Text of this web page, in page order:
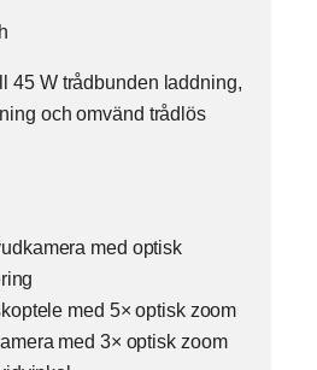
45 W trådbunden laddning,
och omvänd trådlös
med optisk
med 5× optisk zoom
med 3× optisk zoom